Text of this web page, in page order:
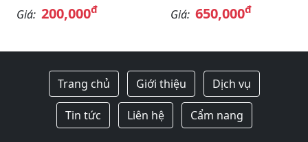
Giá: 200,000đ
Giá: 650,000đ
Trang chủ Giới thiệu Dịch vụ
Tin tức Liên hệ Cẩm nang